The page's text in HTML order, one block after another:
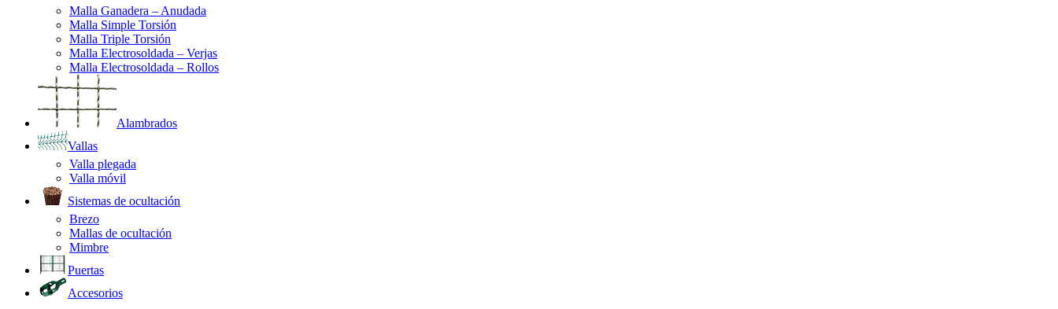
Malla Ganadera – Anudada
Malla Simple Torsión
Malla Triple Torsión
Malla Electrosoldada – Verjas
Malla Electrosoldada – Rollos
Alambrados
Vallas
Valla plegada
Valla móvil
Sistemas de ocultación
Brezo
Mallas de ocultación
Mimbre
Puertas
Accesorios